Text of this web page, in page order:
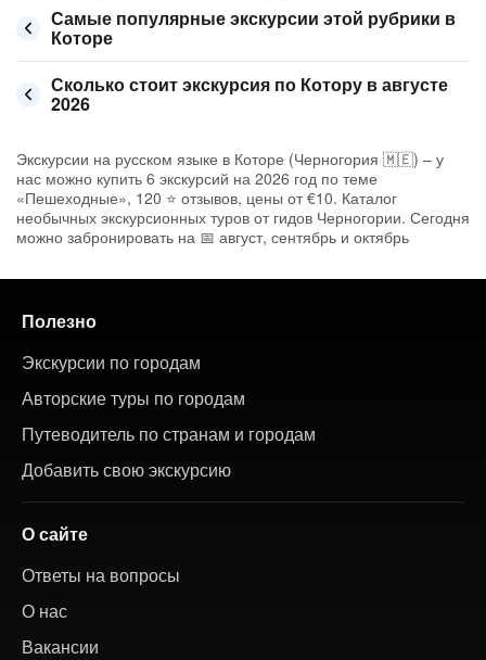
Самые популярные экскурсии этой рубрики в
Которе
Сколько стоит экскурсия по Котору в августе
2026
Экскурсии на русском языке в Которе (Черногория 🇲🇪) – у
нас можно купить 6 экскурсий на 2026 год по теме
«Пешеходные», 120 ⭐ отзывов, цены от €10. Каталог
необычных экскурсионных туров от гидов Черногории. Сегодня
можно забронировать на 📅 август, сентябрь и октябрь
Полезно
Экскурсии по городам
Авторские туры по городам
Путеводитель по странам и городам
Добавить свою экскурсию
О сайте
Ответы на вопросы
О нас
Вакансии